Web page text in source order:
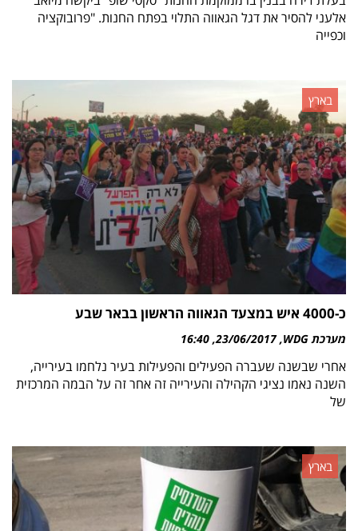
אלעני להסיר את דגל הגאווה התלוי בפתח החנות. "פרובוקציה
וכפייה
בארץ
כ-4000 איש במצעד הגאווה הראשון בבאר שבע
מערכת WDG 23/06/2017
16:40
אחרי שבשנה שעברה הפעילים והפעילות בעיר נלחמו בעירייה,
השנה נאמו נציגי הקהילה והעירייה זה אחר זה על הבמה המרכזית
של
בארץ